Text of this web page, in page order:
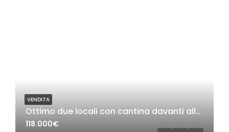
Ottimo due locali con cantina davanti alla stazione di Bollate.
118.000€
VENDITA